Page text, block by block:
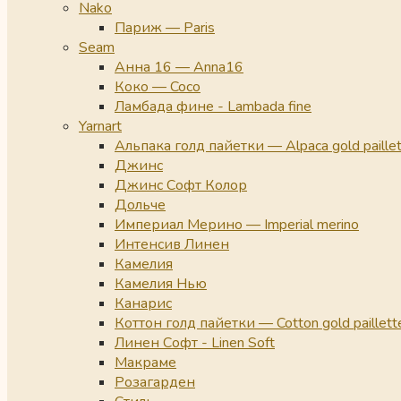
Nako
Париж — Paris
Seam
Анна 16 — Anna16
Коко — Coco
Ламбада фине - Lambada fine
Yarnart
Альпака голд пайетки — Alpaca gold
Джинс
Джинс Софт Колор
Дольче
Империал Мерино — Imperial merino
Интенсив Линен
Камелия
Камелия Нью
Канарис
Коттон голд пайетки — Cotton gold
Линен Софт - Linen Soft
Макраме
Розагарден